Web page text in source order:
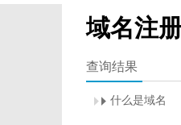
域名注
查询结果
什么是域名